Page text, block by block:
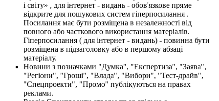
і світу» , для інтернет - видань - обов'язкове пряме
відкрите для пошукових систем гіперпосилання .
Посилання має бути розміщена в незалежності від
повного або часткового використання матеріалів.
Гіперпосилання ( для інтернет - видань) - повинна бути
розміщена в підзаголовку або в першому абзаці
матеріалу.
Новини з позначками "Думка", "Експертиза", "Заява",
"Регіони", "Гроші", "Влада", "Вибори", "Тест-драйв",
"Спецпроекти", "Промо" публікуються на правах
реклами.